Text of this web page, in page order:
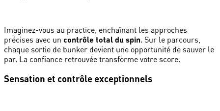
Imaginez-vous au practice, enchaînant les approches
précises avec un contrôle total du spin. Sur le parcours,
chaque sortie de bunker devient une opportunité de sauver le
par. La confiance retrouvée transforme votre score.
Sensation et contrôle exceptionnels